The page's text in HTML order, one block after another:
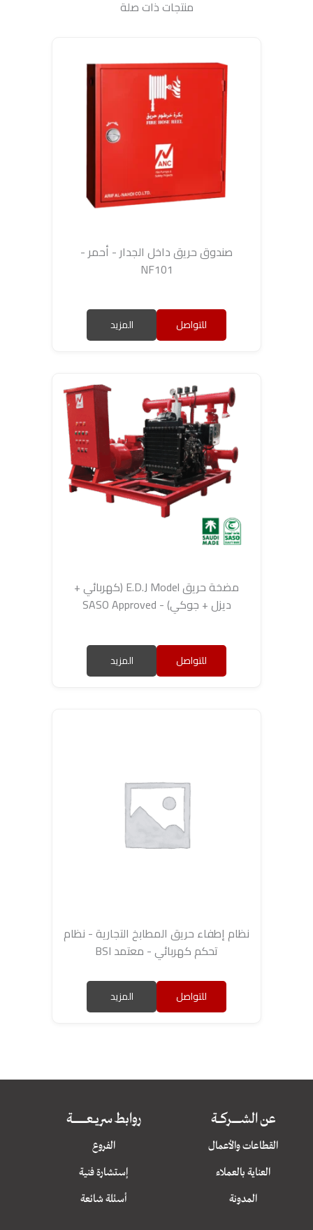
منتجات ذات صلة
صندوق حريق داخل الجدار - أحمر -
NF101
للتواصل المزيد
مضخة حريق E.D.J Model (كهربائي +
ديزل + جوكي) - SASO Approved
للتواصل المزيد
نظام إطفاء حريق المطابخ التجارية - نظام
تحكم كهربائي - معتمد BSI
للتواصل المزيد
عن الشــــــــــــركــــــة
القطاعات والأعمال
العناية بالعملاء
المدونة
روابط سريــــعــــــــــــــــــــة
الفروع
إستشارة فنية
أسئلة شائعة